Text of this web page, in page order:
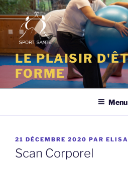
Aller
au
contenu
principal
LE PLAISIR
FORME
Menu
PUBLIÉ
LE
21 DÉCEMBRE 2020 PAR
Scan Corporel